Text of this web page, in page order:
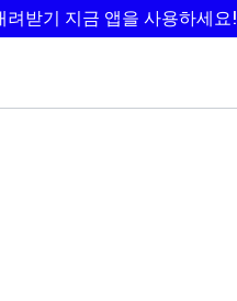
려받기 지금 앱을 사용하세요!